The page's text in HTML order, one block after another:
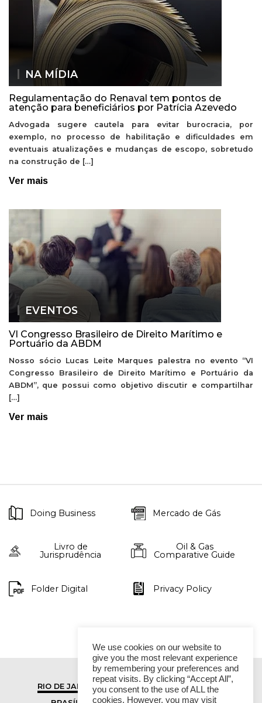
NA MÍDIA
Regulamentação do Renaval tem pontos de
atenção para beneficiários por Patrícia Azevedo
Advogada sugere cautela para evitar burocracia, por
exemplo, no processo de habilitação e dificuldades em
eventuais atualizações e mudanças de escopo, sobretudo
na construção de […]
Ver mais
EVENTOS
VI Congresso Brasileiro de Direito Marítimo e
Portuário da ABDM
Nosso sócio Lucas Leite Marques palestra no evento “VI
Congresso Brasileiro de Direito Marítimo e Portuário da
ABDM”, que possui como objetivo discutir e compartilhar
[…]
Ver mais
Doing Business Mercado de Gás
Livro de
Jurisprudência
Oil & Gas
Comparative Guide
Folder Digital Privacy Policy
RIO DE JANEIRO
SÃO PAULO
We use cookies on our website to
give you the most relevant experience
by remembering your preferences and
repeat visits. By clicking “Accept All”,
you consent to the use of ALL the
cookies. However, you may visit